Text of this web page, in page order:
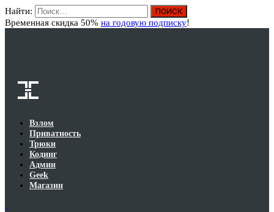
Найти:
Временная скидка 50% на годовую подписку!
Взлом
Приватность
Трюки
Кодинг
Админ
Geek
Магазин